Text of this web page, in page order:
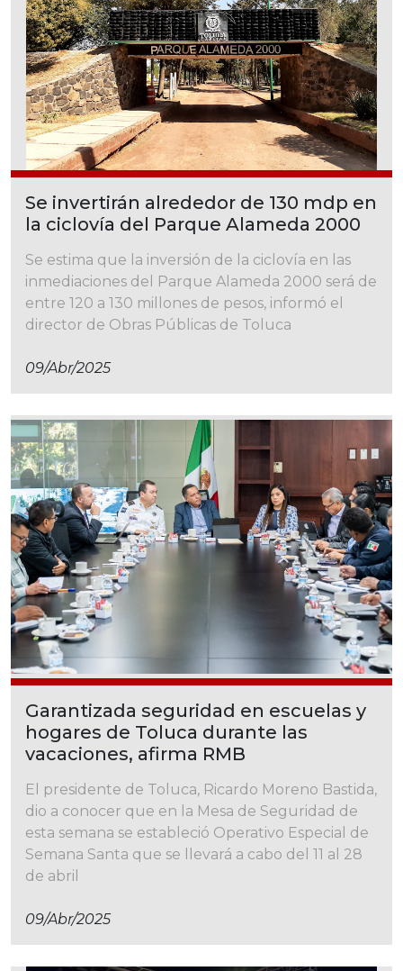
Se invertirán alrededor de 130 mdp en
la ciclovía del Parque Alameda 2000
Se estima que la inversión de la ciclovía en las
inmediaciones del Parque Alameda 2000 será de
entre 120 a 130 millones de pesos, informó el
director de Obras Públicas de Toluca
09/abr/2025
Garantizada seguridad en escuelas y
hogares de Toluca durante las
vacaciones, afirma RMB
El presidente de Toluca, Ricardo Moreno Bastida,
dio a conocer que en la Mesa de Seguridad de
esta semana se estableció Operativo Especial de
Semana Santa que se llevará a cabo del 11 al 28
de abril
09/abr/2025